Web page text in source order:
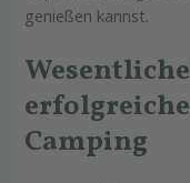
genießen kannst.
Camping